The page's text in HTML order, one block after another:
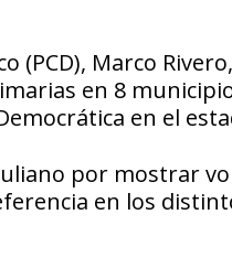
(PCD), Marco
en 8
en el
por mostrar
en los